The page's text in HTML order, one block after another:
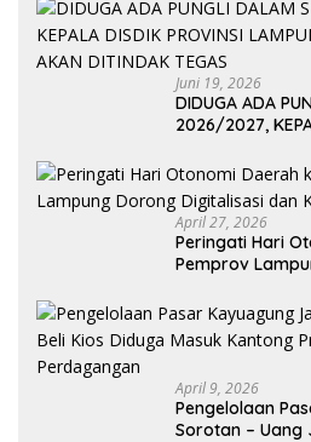
Juni 19, 2026
DIDUGA ADA
2026/2027,
DITINDAK TEGAS
April 27, 2026
Peringati Hari
Pemprov
April 9, 2026
Pengelolaan
Sorotan – Uang